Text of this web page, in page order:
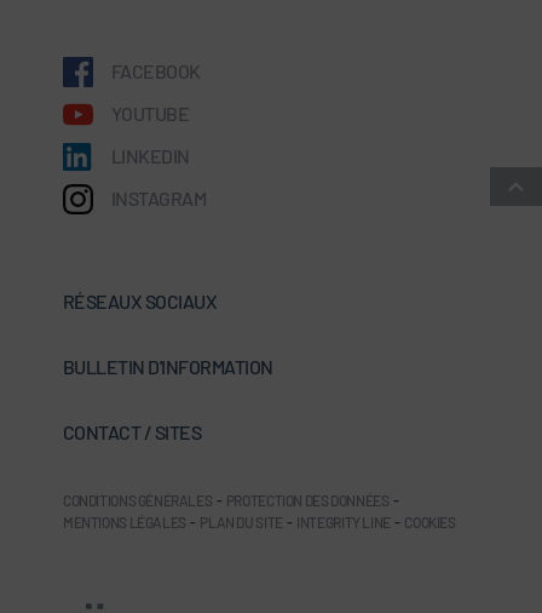
FACEBOOK
YOUTUBE
LINKEDIN
INSTAGRAM
RÉSEAUX SOCIAUX
BULLETIN D'INFORMATION
CONTACT / SITES
CONDITIONS GÉNÉRALES - PROTECTION DES DONNÉES -
MENTIONS LÉGALES - PLAN DU SITE - INTEGRITY LINE - COOKIES